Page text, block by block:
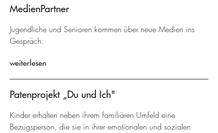
MedienPartner
Jugendliche und Senioren kommen über neue Medien ins
Gespräch.
weiterlesen
Patenprojekt „Du und Ich"
Kinder erhalten neben ihrem familiären Umfeld eine
Bezugsperson, die sie in ihrer emotionalen und sozialen